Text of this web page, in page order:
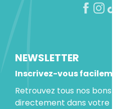
NEWSLETTER
Inscrivez-vous
Retrouvez tous nos bons
directement dans votre